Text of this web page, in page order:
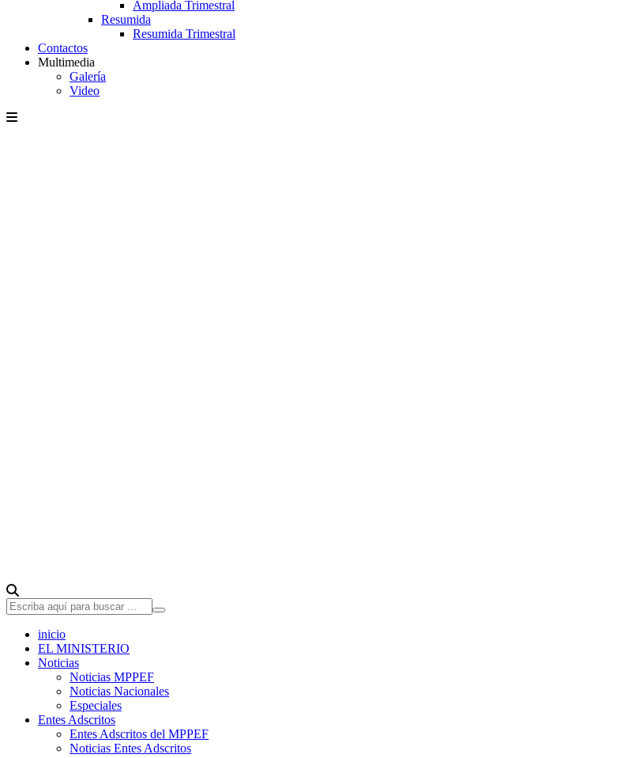
Ampliada Trimestral
Resumida
Resumida Trimestral
Contactos
Multimedia
Galería
Video
inicio
EL MINISTERIO
Noticias
Noticias MPPEF
Noticias Nacionales
Especiales
Entes Adscritos
Entes Adscritos del MPPEF
Noticias Entes Adscritos